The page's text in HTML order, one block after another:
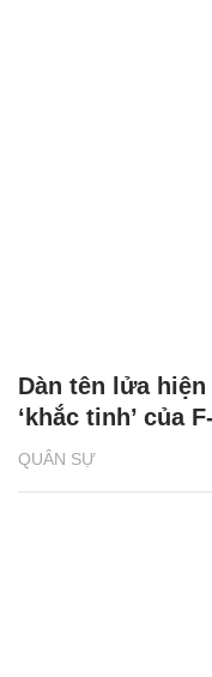
QUÂN SỰ
Dàn tên lửa
‘khắc tinh’ của